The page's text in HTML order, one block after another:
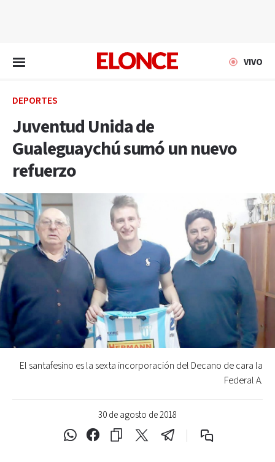
VIVO
DEPORTES
Juventud Unida de
Gualeguaychú sumó un nuevo
refuerzo
30 de agosto de 2018
El santafesino es la sexta incorporación del Decano de cara la
Federal A.